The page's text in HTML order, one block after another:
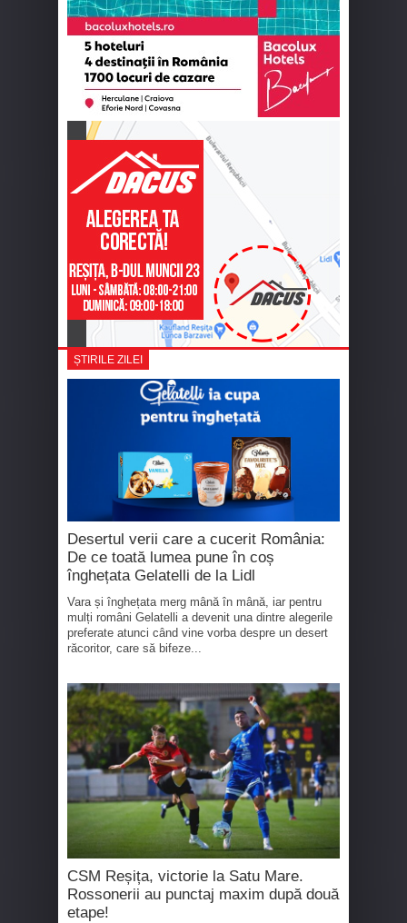
ȘTIRILE ZILEI
Desertul verii care a cucerit România:
De ce toată lumea pune în coș
înghețata Gelatelli de la Lidl
Vara și înghețata merg mână în mână, iar pentru
mulți români Gelatelli a devenit una dintre alegerile
preferate atunci când vine vorba despre un desert
răcoritor, care să bifeze...
CSM Reșița, victorie la Satu Mare.
Rossonerii au punctaj maxim după două
etape!